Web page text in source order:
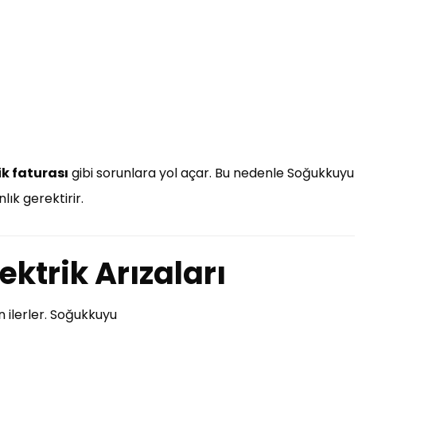
faturası gibi sorunlara yol açar. Bu nedenle Soğukkuyu
gerektirir.
Arızaları
ilerler. Soğukkuyu